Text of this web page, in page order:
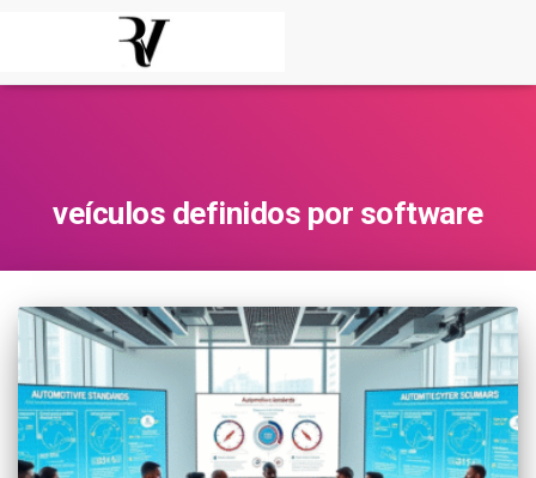
veículos definidos por software